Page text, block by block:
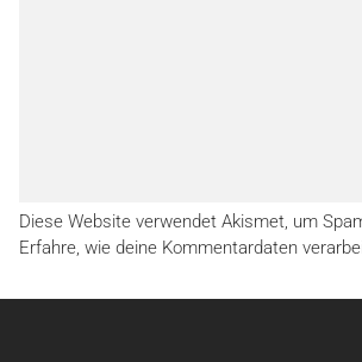
Diese Website verwendet Akismet, um
Erfahre, wie deine Kommentardaten